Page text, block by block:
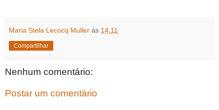
Maria Stela Lecocq Muller às 14:11
Compartilhar
Nenhum comentário:
Postar um comentário